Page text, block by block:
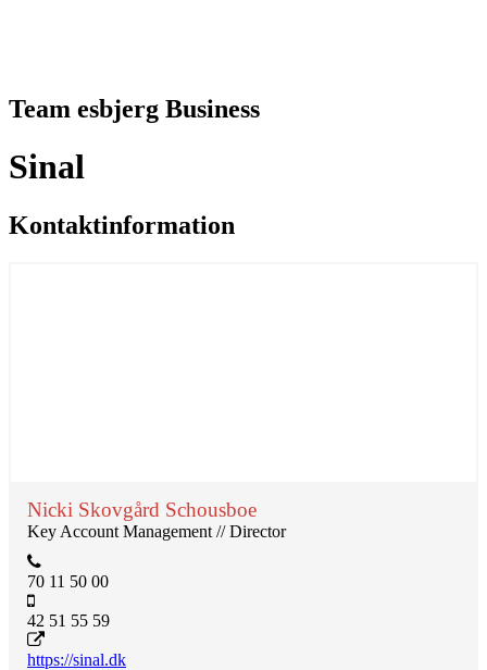
Team esbjerg Business
Sinal
Kontaktinformation
Nicki Skovgård Schousboe
Key Account Management // Director
70 11 50 00
42 51 55 59
https://sinal.dk